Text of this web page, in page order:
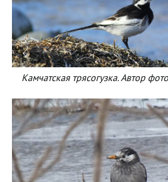
Камчатская трясогузка. Автор